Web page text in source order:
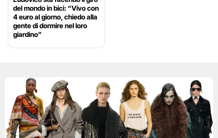
del mondo in bici: “Vivo con
4 euro al giorno, chiedo alla
gente di dormire nel loro
giardino”